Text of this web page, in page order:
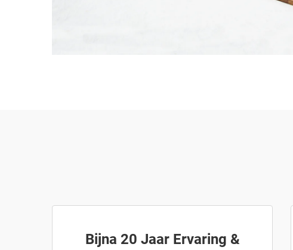
Bijna 20 Jaar Ervaring &